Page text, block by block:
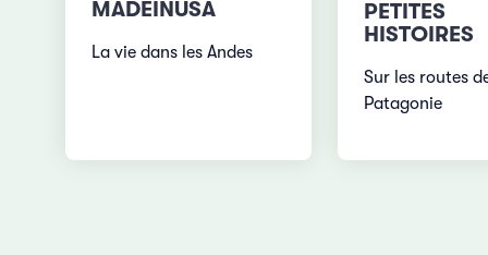
MADEINUSA
La vie dans les Andes
PETITES
HISTOIRES
Sur les routes
Patagonie